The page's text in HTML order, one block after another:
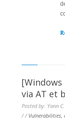
via AT et
Posted by: Yann
// Vulnerabilities,